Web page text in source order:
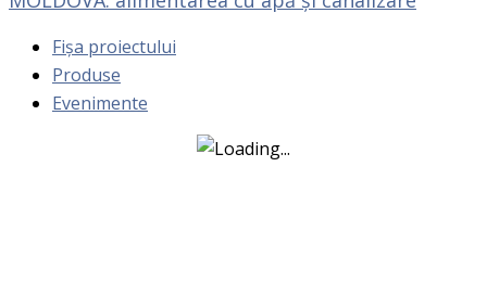
Fișa proiectului
Produse
Evenimente